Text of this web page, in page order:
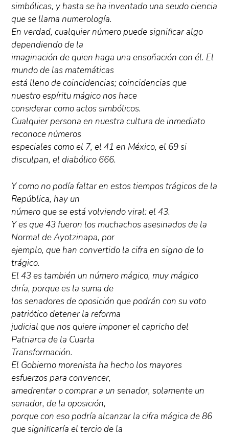
simbólicas, y hasta se ha inventado una seudo ciencia
que se llama numerología.
En verdad, cualquier número puede significar algo
dependiendo de la
imaginación de quien haga una ensoñación con él. El
mundo de las matemáticas
está lleno de coincidencias; coincidencias que
nuestro espíritu mágico nos hace
considerar como actos simbólicos.
Cualquier persona en nuestra cultura de inmediato
reconoce números
especiales como el 7, el 41 en México, el 69 si
disculpan, el diabólico 666.
Y como no podía faltar en estos tiempos trágicos de la
República, hay un
número que se está volviendo viral: el 43.
Y es que 43 fueron los muchachos asesinados de la
Normal de Ayotzinapa, por
ejemplo, que han convertido la cifra en signo de lo
trágico.
El 43 es también un número mágico, muy mágico
diría, porque es la suma de
los senadores de oposición que podrán con su voto
patriótico detener la reforma
judicial que nos quiere imponer el capricho del
Patriarca de la Cuarta
Transformación.
El Gobierno morenista ha hecho los mayores
esfuerzos para convencer,
amedrentar o comprar a un senador, solamente un
senador, de la oposición,
porque con eso podría alcanzar la cifra mágica de 86
que significaría el tercio de la